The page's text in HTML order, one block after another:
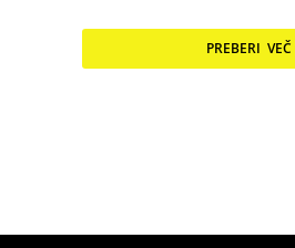
PREBERI VEČ